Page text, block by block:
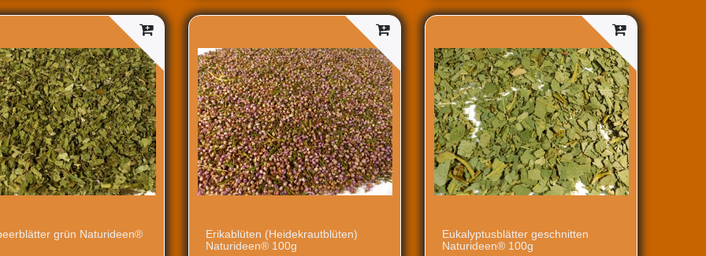
grün Naturideen®
Erikablüten (Heidekrautblüten)
Naturideen® 100g
Eukalyptusblätter geschnitten
Naturideen® 100g